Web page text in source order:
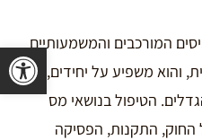
פתחהמורכבים והמשמעותיים
והוא משפיע על יחידים,
הטיפול בנושאי מס
התקנות, הפסיקה